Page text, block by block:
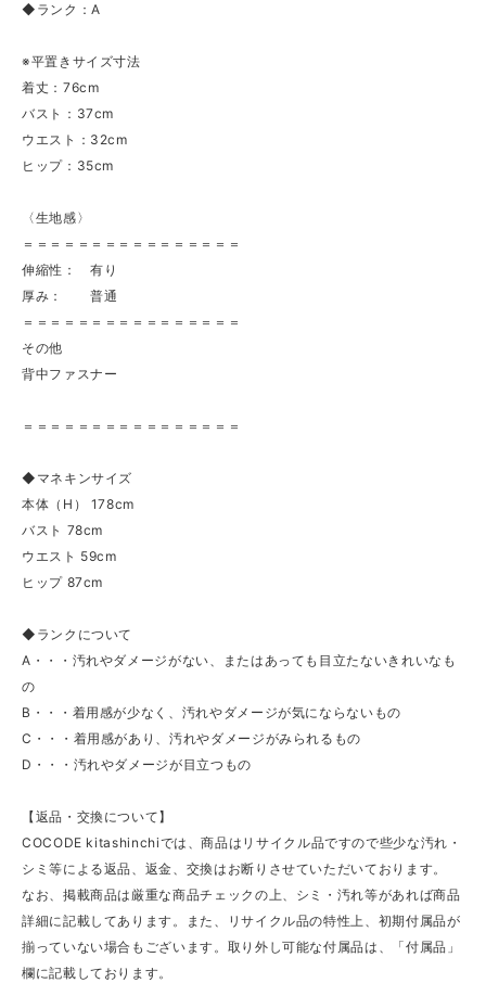
◆ランク：A
※平置きサイズ寸法
着丈：76cm
バスト：37cm
ウエスト：32cm
ヒップ：35cm
〈生地感〉
＝＝＝＝＝＝＝＝＝＝＝＝＝＝＝＝
伸縮性： 有り
厚み： 普通
＝＝＝＝＝＝＝＝＝＝＝＝＝＝＝＝
その他
背中ファスナー
＝＝＝＝＝＝＝＝＝＝＝＝＝＝＝＝
◆マネキンサイズ
本体（H） 178cm
バスト 78cm
ウエスト 59cm
ヒップ 87cm
◆ランクについて
A・・・汚れやダメージがない、またはあっても目立たないきれいなも
の
B・・・着用感が少なく、汚れやダメージが気にならないもの
C・・・着用感があり、汚れやダメージがみられるもの
D・・・汚れやダメージが目立つもの
【返品・交換について】
COCODE kitashinchiでは、商品はリサイクル品ですので些少な汚れ・
シミ等による返品、返金、交換はお断りさせていただいております。
なお、掲載商品は厳重な商品チェックの上、シミ・汚れ等があれば商品
詳細に記載してあります。また、リサイクル品の特性上、初期付属品が
揃っていない場合もございます。取り外し可能な付属品は、「付属品」
欄に記載しております。